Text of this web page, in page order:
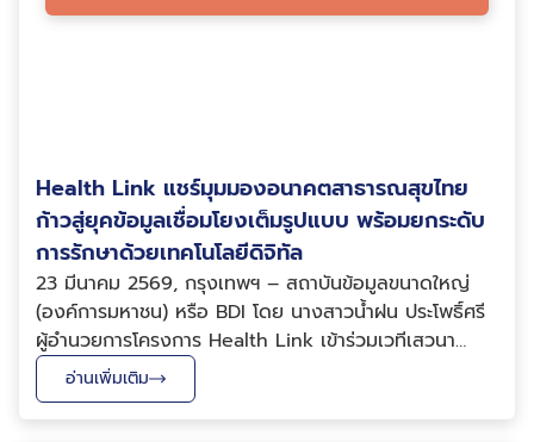
Health Link แชร์มุมมองอนาคตสาธารณสุขไทย
ก้าวสู่ยุคข้อมูลเชื่อมโยงเต็มรูปแบบ พร้อมยกระดับ
การรักษาด้วยเทคโนโลยีดิจิทัล
23 มีนาคม 2569, กรุงเทพฯ – สถาบันข้อมูลขนาดใหญ่
(องค์การมหาชน) หรือ BDI โดย นางสาวน้ำฝน ประโพธิ์ศรี
ผู้อำนวยการโครงการ Health Link เข้าร่วมเวทีเสวนา
พิเศษในหัวข้อ “เปลี่ยนแนวคิดให้เกิดผลลัพธ์: โอกาสใหม่
ของเทคโนโลยีและข้อมูลดิจิทัล” ภายในงานเปิดโครงการส่ง
เสริมการใช้เทคโนโลยีดิจิทัล 5G เพื่อยกระด...
อ่านเพิ่มเติม